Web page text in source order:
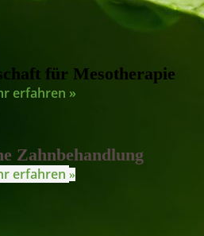
für Mesotherapie
erfahren »
Zahnbehandlung
erfahren »